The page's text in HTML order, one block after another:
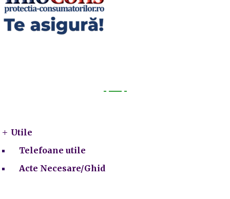
Utile
Telefoane utile
Acte Necesare/Ghid